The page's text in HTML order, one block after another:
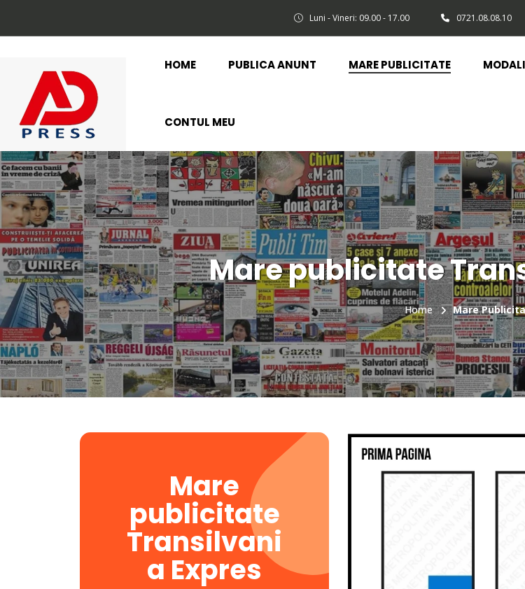
Luni - Vineri: 09.00 - 17.00 0721.08.08.10
HOME PUBLICA ANUNT MARE PUBLICITATE
CONTUL MEU
Mare publicitate
Home Mare
Mare
publicitate
Transilvani
a Expres